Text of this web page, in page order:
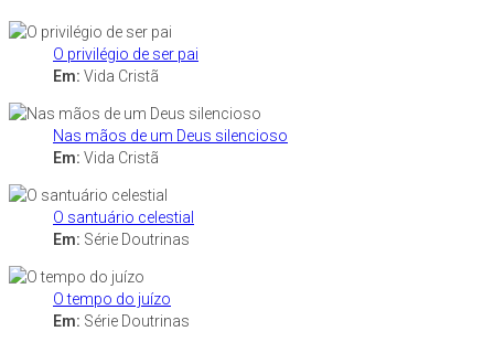
O privilégio de ser pai
Em: Vida Cristã
Nas mãos de um Deus silencioso
Em: Vida Cristã
O santuário celestial
Em: Série Doutrinas
O tempo do juízo
Em: Série Doutrinas